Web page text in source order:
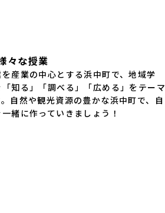
々な授業
産業の中心とする浜中町で、地域学
「知る」「調べる」「広める」をテーマ
自然や観光資源の豊かな浜中町で、自
緒に作っていきましょう！